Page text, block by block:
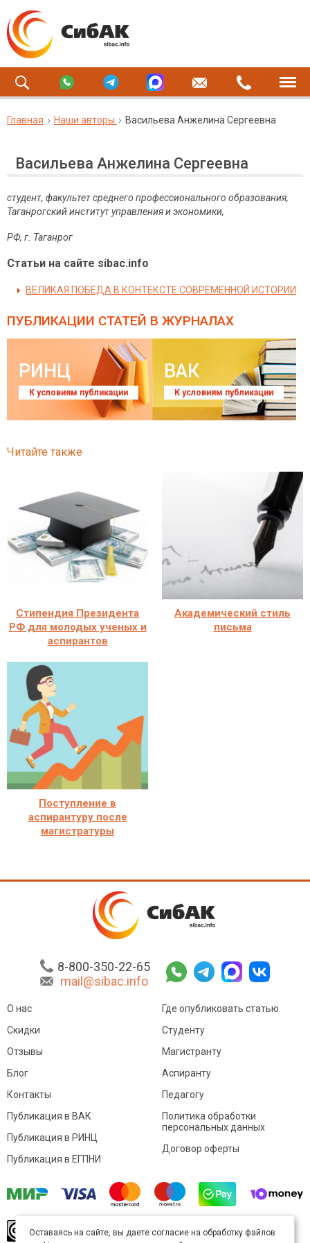
Главная Наши авторы Васильева Анжелина Сергеевна
Васильева Анжелина Сергеевна
студент, факультет среднего профессионального образования,
Таганрогский институт управления и экономики,
РФ, г Таганрог
Статьи на сайте sibac.info
ВЕЛИКАЯ ПОБЕДА В КОНТЕКСТЕ СОВРЕМЕННОЙ ИСТОРИИ
ПУБЛИКАЦИИ СТАТЕЙ В ЖУРНАЛАХ
РИНЦ
К условиям публикации
ВАК
К условиям публикации
Читайте также
Стипендия Президента
РФ для молодых ученых и
аспирантов
Академический стиль
письма
Поступление в
аспирантуру после
магистратуры
8-800-350-22-65
mail@sibac.info
О нас
Скидки
Отзывы
Блог
Контакты
Где опубликовать статью
Студенту
Магистранту
Аспиранту
Педагогу
Публикация в ВАК
Публикация в РИНЦ
Публикация в ЕГПНИ
Политика обработки
персональных данных
Договор оферты
произведение доступно полицензии Creative
Оставаясь на сайте, вы даете согласие на обработку файлов